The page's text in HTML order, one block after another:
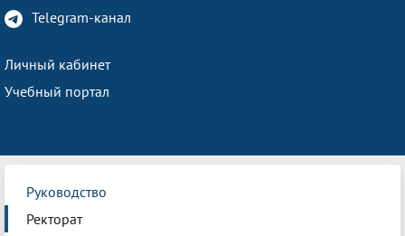
Telegram-канал
Личный кабинет
Учебный портал
Руководство
Ректорат